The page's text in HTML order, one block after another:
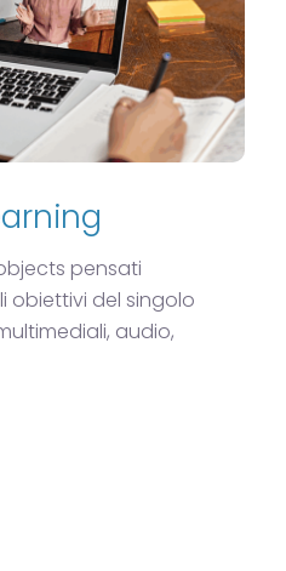
pensati
obiettivi del singolo
audio,